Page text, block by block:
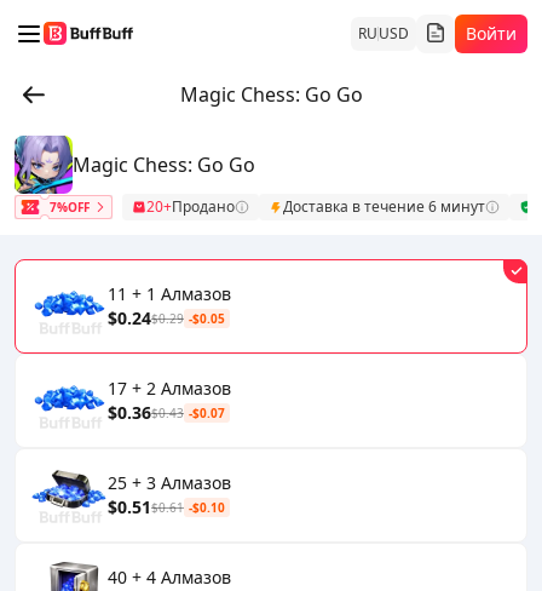
RUUSD Войти
Magic Chess: Go Go
Magic Chess: Go Go
7%OFF 20+Продано Доставка в течение 6 минут
11 + 1 Алмазов
$0.24$0.29 -$0.05
17 + 2 Алмазов
$0.36$0.43 -$0.07
25 + 3 Алмазов
$0.51$0.61 -$0.10
40 + 4 Алмазов